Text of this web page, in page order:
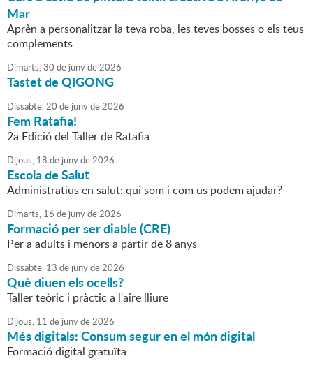
Mar
Aprèn a personalitzar la teva roba, les teves bosses o els teus
complements
Dimarts,30 de junyde2026
Tastet de QIGONG
Dissabte,20 de junyde2026
Fem Ratafia!
2a Edició del Taller de Ratafia
Dijous, 18 de junyde2026
Escola de Salut
Administratius en salut: qui som i com us podem ajudar?
Dimarts, 16 de junyde2026
Formació per ser diable (CRE)
Per a adults i menors a partir de 8 anys
Dissabte, 13 de junyde2026
Què diuen els ocells?
Taller teòric i pràctic a l'aire lliure
Dijous, 11 de junyde2026
Més digitals: Consum segur en el món digital
Formació digital gratuïta